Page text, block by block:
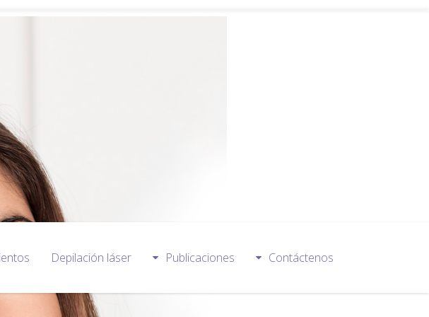
Depilación láser Publicaciones Contáctenos